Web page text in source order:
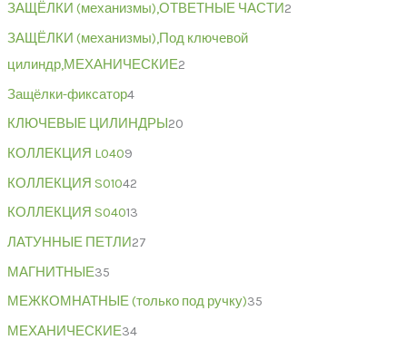
ЗАЩЁЛКИ (механизмы),ОТВЕТНЫЕ ЧАСТИ2
ЗАЩЁЛКИ (механизмы),Под ключевой
цилиндр,МЕХАНИЧЕСКИЕ2
Защёлки-фиксатор4
КЛЮЧЕВЫЕ ЦИЛИНДРЫ 20
КОЛЛЕКЦИЯ L0409
КОЛЛЕКЦИЯ S01042
КОЛЛЕКЦИЯ S04013
ЛАТУННЫЕ ПЕТЛИ27
МАГНИТНЫЕ35
МЕЖКОМНАТНЫЕ (только под ручку)35
МЕХАНИЧЕСКИЕ34